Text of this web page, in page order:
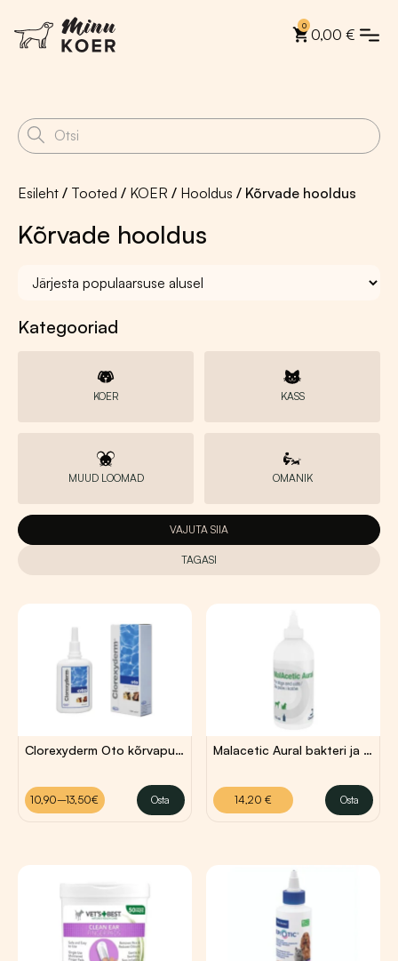
0
0,00 €
Esileht / Tooted / KOER / Hooldus / Kõrvade hooldus
Kõrvade hooldus
Kategooriad
KOER KASS
MUUD LOOMAD OMANIK
VAJUTA SIIA
TAGASI
10,90€ – 13,50€Hinnavahemik:
kuni
13,50 €
Clorexyderm Oto kõrvapuhastusvahend
Osta
Sellel
10,90–13,50€
14,20€
Malacetic Aural bakteri ja seenevastane kõrvapuhastusvahend 118ml
Osta
14,20€